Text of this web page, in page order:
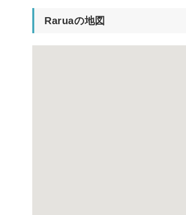
Raruaの地図